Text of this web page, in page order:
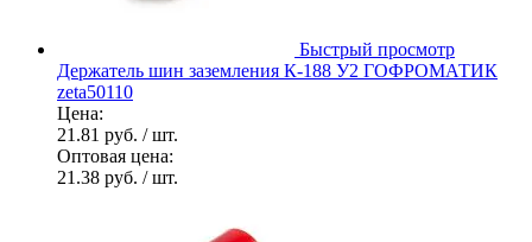
Быстрый просмотр
Держатель шин заземления К-188 У2 ГОФРОМАТИК
zeta50110
Цена:
21.81 руб. / шт.
Оптовая цена:
21.38 руб. / шт.